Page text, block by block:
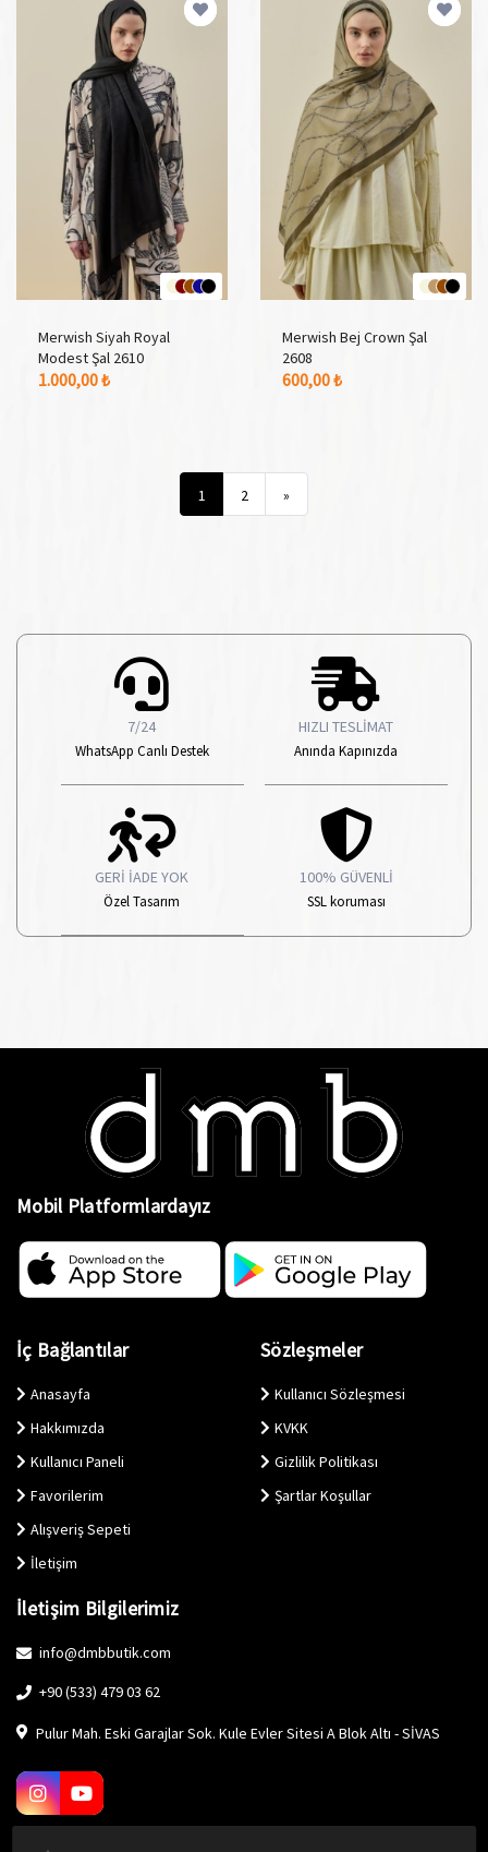
5 Adet Renk Seçeneği
Merwish Siyah Royal
Modest Şal 2610
1.000,00 ₺
4 Adet Renk Seçeneği
Merwish Bej Crown Şal
2608
600,00 ₺
1 2 »
7/24
WhatsApp Canlı Destek
HIZLI TESLİMAT
Anında Kapınızda
GERİ İADE YOK
Özel Tasarım
100% GÜVENLİ
SSL koruması
Mobil Platformlardayız
İç Bağlantılar
Anasayfa
Hakkımızda
Kullanıcı Paneli
Favorilerim
Alışveriş Sepeti
İletişim
Sözleşmeler
Kullanıcı Sözleşmesi
KVKK
Gizlilik Politikası
Şartlar Koşullar
İletişim Bilgilerimiz
info@dmbbutik.com
+90 (533) 479 03 62
Pulur Mah. Eski Garajlar Sok. Kule Evler Sitesi A Blok Altı - SİVAS